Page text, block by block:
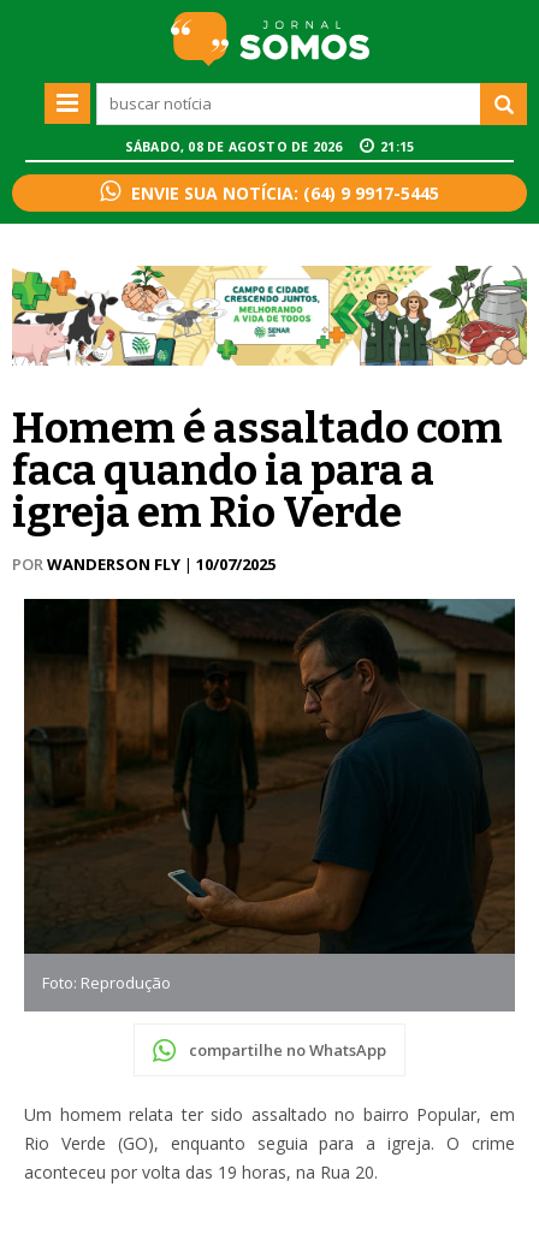
SÁBADO, 08 DE AGOSTO DE 2026 21:15
ENVIE SUA NOTÍCIA: (64) 9 9917-5445
Homem é assaltado com
faca quando ia para a
igreja em Rio Verde
PORWANDERSON FLY | 10/07/2025
Foto: Reprodução
compartilhe no WhatsApp
Um homem relata ter sido assaltado no bairro Popular, em
Rio Verde (GO), enquanto seguia para a igreja. O crime
aconteceu por volta das 19 horas, na Rua 20.